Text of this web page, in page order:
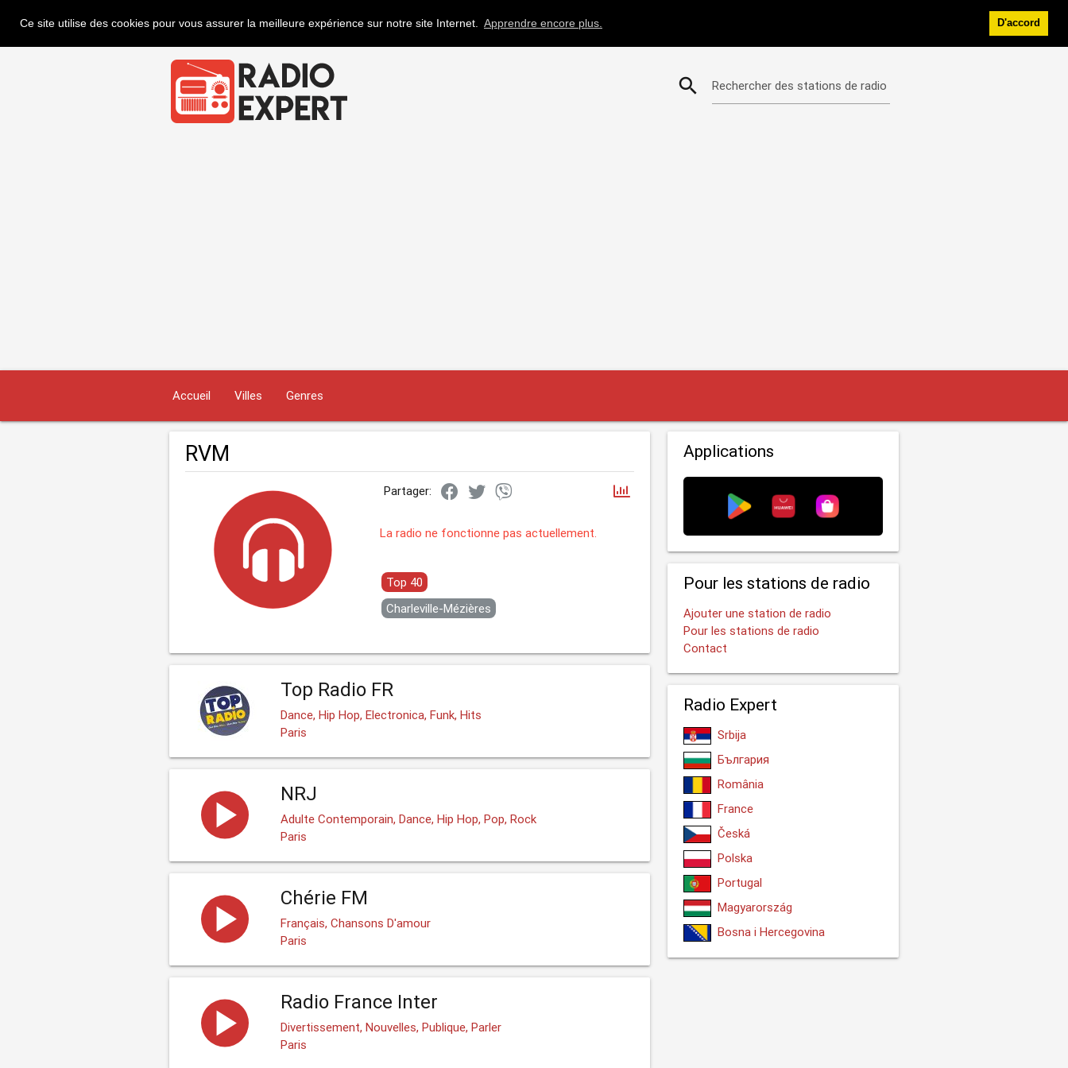
Ce site utilise des cookies pour vous assurer la meilleure expérience sur notre site Internet. Apprendre encore plus. D'accord
search Rechercher des stations de radio
Accueil Villes Genres
RVM
Partager:
La radio ne fonctionne pas actuellement.
Top 40
Charleville-Mézières
Top Radio FR
Dance, Hip Hop, Electronica, Funk, Hits
Paris
NRJ
Adulte Contemporain, Dance, Hip Hop, Pop, Rock
Paris
Chérie FM
Français, Chansons D'amour
Paris
Radio France Inter
Divertissement, Nouvelles, Publique, Parler
Paris
Applications
Pour les stations de radio
Ajouter une station de radio
Pour les stations de radio
Contact
Radio Expert
Srbija
България
România
France
Česká
Polska
Portugal
Magyarország
Bosna i Hercegovina